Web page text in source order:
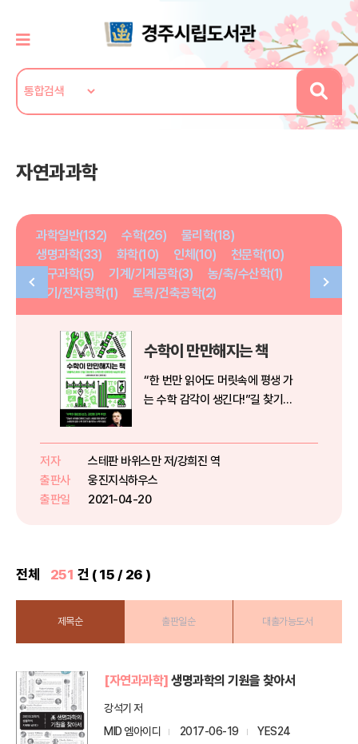
자연과과학
과학일반(132) 수학(26)
물리학(18)
생명과학(33)
화학(10) 인체(10)
천문학(10)
지구과학(5)
기계/기계공학(3)
농/축/수산학(1)
전기/전자공학(1)
토목/건축공학(2)
수학이 만만해지는 책
“한 번만 읽어도 머릿속에 평생 가
는 수학 감각이 생긴다!”길 찾기에
학 천재가 들려주는 수학의 쓸모수
학 하면 무엇이 떠오르는가? 난해
한 수식과 문제 풀이, 그래프가 ...
저자
스테판 바위스만 저/강희진 역
출판사
웅진지식하우스
출판일
2021-04-20
전체 251 건 ( 15 / 26 )
제목순 출판일순 대출가능도서
[자연과과학] 생명과학의 기원을 찾아서
강석기 저
MID 엠아이디
2017-06-19
YES24